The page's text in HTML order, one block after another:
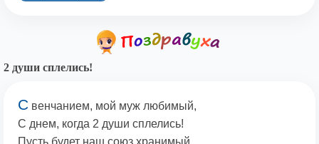
2 души сплелись!
С венчанием, мой муж любимый,
С днем, когда 2 души сплелись!
Пусть будет наш союз хранимый